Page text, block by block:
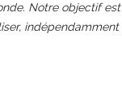
Notre objectif